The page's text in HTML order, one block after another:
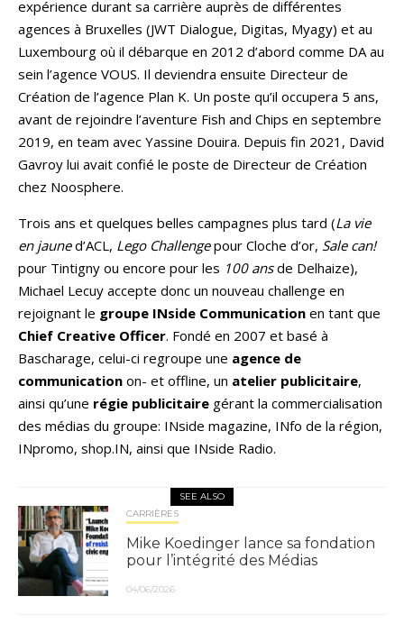
expérience durant sa carrière auprès de différentes
agences à Bruxelles (JWT Dialogue, Digitas, Myagy) et au
Luxembourg où il débarque en 2012 d’abord comme DA au
sein l’agence VOUS. Il deviendra ensuite Directeur de
Création de l’agence Plan K. Un poste qu’il occupera 5 ans,
avant de rejoindre l’aventure Fish and Chips en septembre
2019, en team avec Yassine Douira. Depuis fin 2021, David
Gavroy lui avait confié le poste de Directeur de Création
chez Noosphere.
Trois ans et quelques belles campagnes plus tard (La vie
en jauned’ACL, Lego Challengepour Cloche d’or, Sale can!
pour Tintigny ou encore pour les 100 ansde Delhaize),
Michael Lecuy accepte donc un nouveau challenge en
rejoignant le groupe INside Communication en tant que
Chief Creative Officer. Fondé en 2007 et basé à
Bascharage, celui-ci regroupe une agence de
communication on- et offline, un atelier publicitaire,
ainsi qu’une régie publicitaire gérant la commercialisation
des médias du groupe: INside magazine, INfo de la région,
INpromo, shop.IN, ainsi que INside Radio.
SEE ALSO
CARRIÈRES
Mike Koedinger lance sa fondation
pour l’intégrité des Médias
04/06/2026